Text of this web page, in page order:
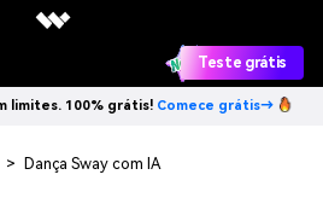
Teste grátis
limites. 100% grátis! Comece grátis→
> Dança Sway com IA